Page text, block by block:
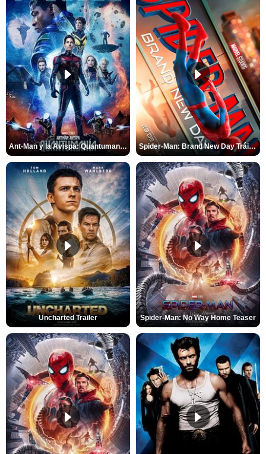
Ant-Man y la Avispa: Quantumanía Tráiler (2) Spider-Man: Brand New Day Tráiler (3)
Uncharted Trailer Spider-Man: No Way Home Teaser